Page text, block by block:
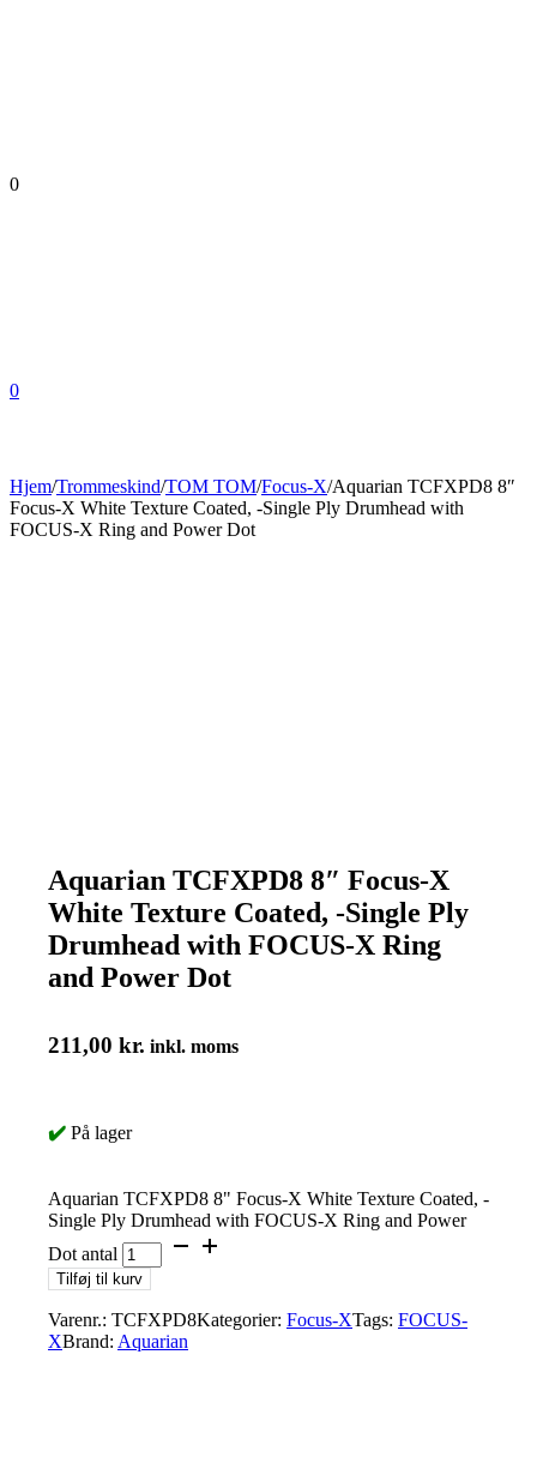
0
0
Hjem/Trommeskind/TOM TOM/Focus-X/Aquarian TCFXPD8 8″
Focus-X White Texture Coated, -Single Ply Drumhead with
FOCUS-X Ring and Power Dot
Aquarian TCFXPD8 8″ Focus-X
White Texture Coated, -Single Ply
Drumhead with FOCUS-X Ring
and Power Dot
211,00 kr. inkl. moms
✔️ På lager
Aquarian TCFXPD8 8" Focus-X White Texture Coated, -
Single Ply Drumhead with FOCUS-X Ring and Power
Dot antal
Tilføj til kurv
Varenr.: TCFXPD8Kategorier: Focus-XTags: FOCUS-
XBrand: Aquarian